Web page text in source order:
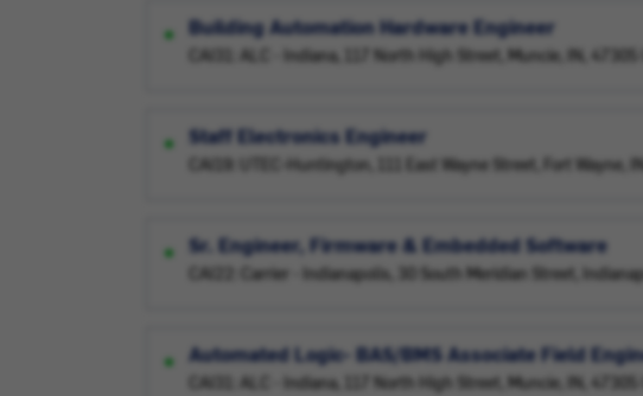
Building Automation Hardware Engineer
CAI31: ALC - Indiana, 117 North High Street, Muncie, IN, 47305
Staff Electronics Engineer
CAI19: UTEC-Huntington, 111 East Wayne Street, Fort Wayne,
Sr. Engineer, Firmware & Embedded Software
CAI22: Carrier - Indianapolis, 30 South Meridian Street,
Automated Logic- BAS/BMS Associate Field
CAI31: ALC - Indiana, 117 North High Street, Muncie, IN, 47305